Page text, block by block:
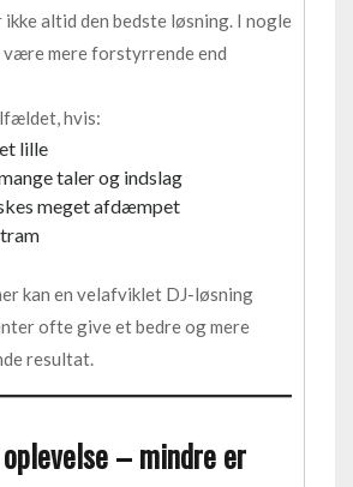
ikke altid den bedste løsning. I nogle
mere forstyrrende end
hvis:
lille
taler og indslag
meget afdæmpet
kan en velafviklet DJ-løsning
ofte give et bedre og mere
resultat.
– mindre er